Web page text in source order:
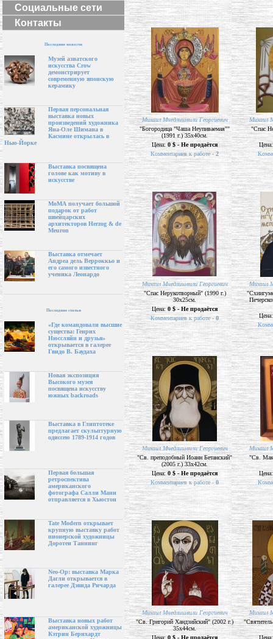
Социальные сети
Контакты
Последние новости
Музей азиатского
искусства Crow
демонстрирует
современную японскую
керамику
Первая персональная
выставка новых
произведений художника
Яна-Оле Шимана в
Касмине открылась в
Нью-Йорке
Выставка посвящена
голове как мотиву в
искусстве
МоМА получает большой
подарок от работ
швейцарских
архитекторов Herzog & de
Meuron
Выставка отмечает
Андреа дель Верроккьо и
его самого известного
ученика Леонардо
Последние статьи
«Где командовали высшие
существа: Генрих
Нюссляйн и друзья»
открывается в галерее
Гвидо В. Баудаха
Новая экспозиция
Высокого музея
посвящена искусству
южных backroads
Выставка в Глиптотеке
предлагает скульптурную
одиссею 1789-1914 годов
Первая большая
ретроспектива
американского
фотографа Салли Манн
отправляется в Хьюстон
Tate Modern открывает
крупную выставку работ
пионерской художницы
Доротеи Таннинг
Neo-Op: выставка Марка
Дагли открывается в
галерее Дэвида Ричарда
Выставка новых работ
американской художницы
Кэтрин Бернхардт
Михаил Мчедлишвили Георгиевич
"Богородица "Чаша Неупиваемая""
(1991 г.) 35х40см.
Цена:0 $ - Не продаётся
Комментариев к работе - 2
Михаил
"Спас
Михаил Мчедлишвили Георгиевич
"Спас Нерукотворный" (1990 г.)
30х25см.
Цена: 0 $ - Не продаётся
Комментариев к работе - 0
Михаил
Михаил Мчедлишвили Георгиевич
"Св. преподобный Иоанн Бетанский"
(2005 г.) 33х42см.
Цена: 0 $ - Не продаётся
Комментариев к работе - 0
Михаил
"Св.
Михаил Мчедлишвили Георгиевич
"Св. Григорий Хандзийский" (2002 г.)
35х44см.
Михаил